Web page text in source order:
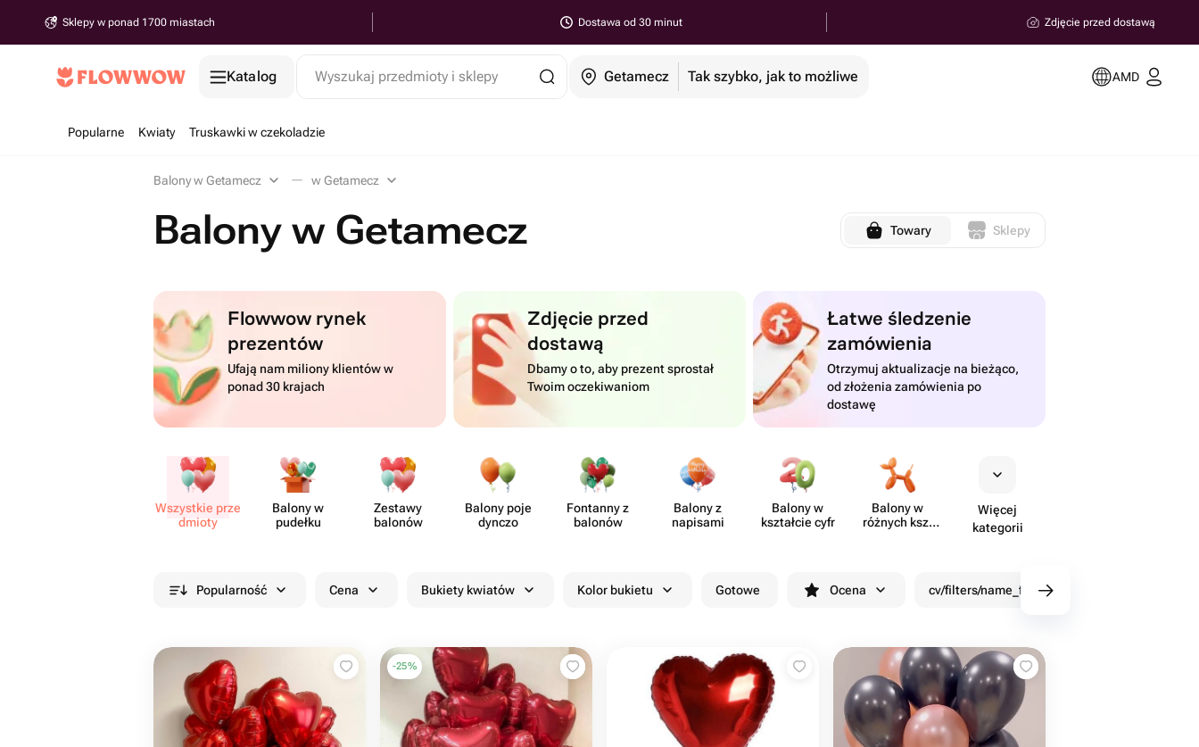
Sklepy w ponad 1700 miastach Dostawa od 30 minut Zdjęcie przed dostawą
Katalog Wyszukaj przedmioty i sklepy Getamecz Tak szybko, jak to możliwe AMD
Popularne Kwiaty Truskawki w czekoladzie
Balony w Getamecz w Getamecz
Balony w Getamecz Towary Sklepy
Flowwow rynek
prezentów
Ufają nam miliony klientów w
ponad 30 krajach
Zdjęcie przed
dostawą
Dbamy o to, aby prezent sprostał
Twoim oczekiwaniom
Łatwe śledzenie
zamówienia
Otrzymuj aktualizacje na bieżąco,
od złożenia zamówienia po
dostawę
Wszystkie prze​
dmioty
Balony w
pudełku
Zestawy
balonów
Balony poje​
dynczo
Fontanny z
balonów
Balony z
napisami
Balony w
kształcie cyfr
Balony w
różnych kszt​
Więcej
kategorii
Popularność Cena Bukiety kwiatów Kolor bukietu Gotowe Ocena cv/filters/name_fast_delivery
-25%